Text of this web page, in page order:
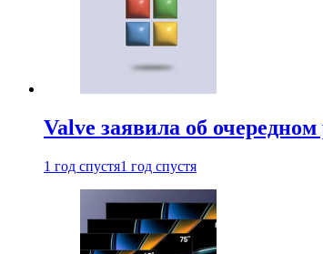
Valve заявила об
1 год спустя1 год спустя